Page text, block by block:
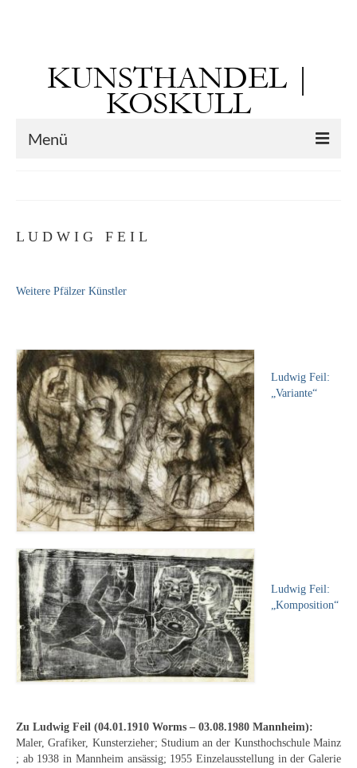
KUNSTHANDEL |
KOSKULL
Menü
– 02.06.1851 ebd.)
Leonhard Heinrich Hessel
George Paice
Johann Georg Strobel
Ludwig Martin Wilberg
Weitere Künstler nach 1945
Kunst 1900-1945
Walter Becker
Ernst Geitlinger
Erich Hartmann
Wilhelm von Hillern-Flinsch
Emma Joos
Paul Segieth
L U D W I G F E I L
Weitere Pfälzer Künstler
Ludwig Feil:
„Variante“
Ludwig Feil:
„Komposition“
Zu Ludwig Feil (04.01.1910 Worms – 03.08.1980 Mannheim):
Maler, Grafiker, Kunsterzieher; Studium an der Kunsthochschule Mainz
; ab 1938 in Mannheim ansässig; 1955 Einzelausstellung in der Galerie